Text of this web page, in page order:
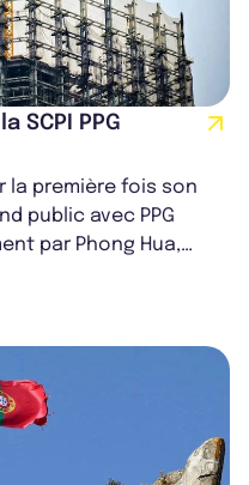
SCPI PPG
la première fois son
public avec PPG
par Phong Hua,
d...